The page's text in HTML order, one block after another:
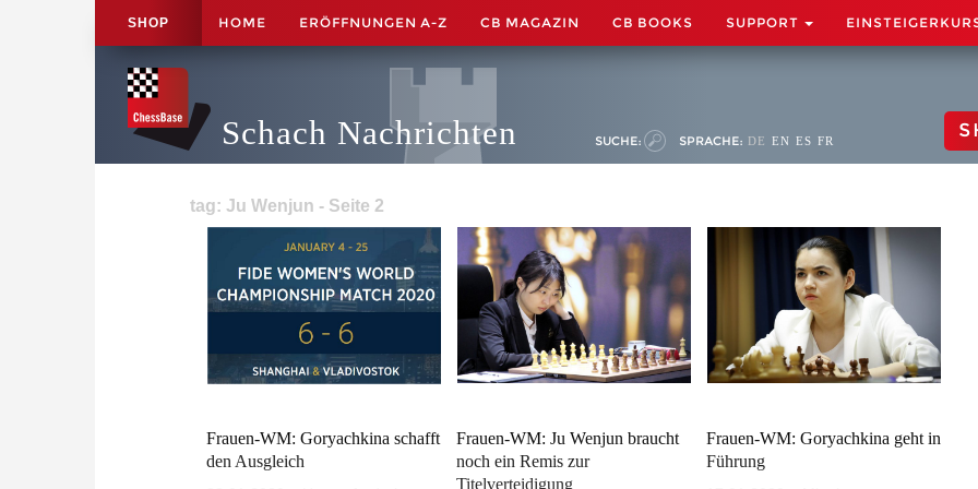
SHOP HOME ERÖFFNUNGEN A-Z CB MAGAZIN CB BOOKS SUPPORT
Schach Nachrichten SUCHE: SPRACHE: DE EN ES FR
tag: Ju Wenjun - Seite 2
Frauen-WM: Goryachkina schafft
den Ausgleich
Frauen-WM: Ju Wenjun braucht
noch ein Remis zur
Titelverteidigung
Frauen-WM: Goryachkina geht in
Führung